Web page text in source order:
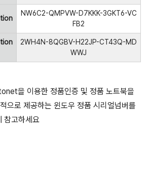
NW6C2-QMPVW-D7KKK-3GKT6-VC
FB2
2WH4N-8QGBV-H22JP-CT43Q-MD
WWJ
을 이용한 정품인증 및 정품 노트북을
으로 제공하는 윈도우 정품 시리얼넘버를
참고하세요